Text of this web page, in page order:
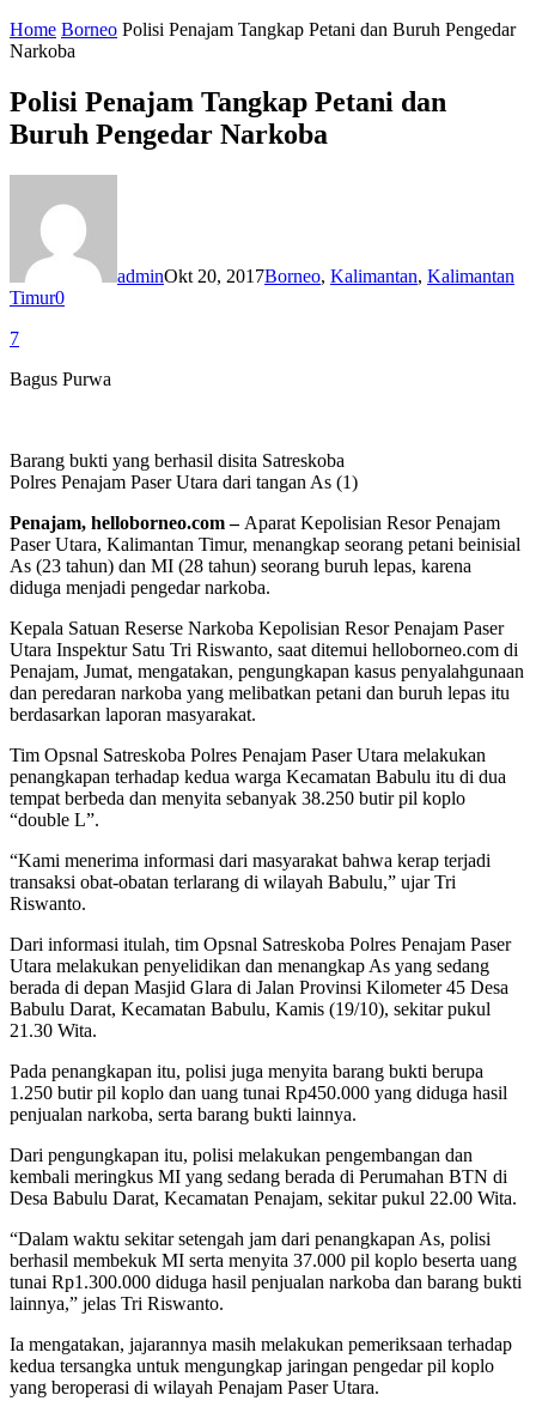
Home Borneo Polisi Penajam Tangkap Petani dan Buruh Pengedar
Narkoba
Polisi Penajam Tangkap Petani dan
Buruh Pengedar Narkoba
adminOkt 20, 2017Borneo, Kalimantan, Kalimantan
Timur0
7
Bagus Purwa
Barang bukti yang berhasil disita Satreskoba
Polres Penajam Paser Utara dari tangan As (1)
Penajam, helloborneo.com – Aparat Kepolisian Resor Penajam
Paser Utara, Kalimantan Timur, menangkap seorang petani beinisial
As (23 tahun) dan MI (28 tahun) seorang buruh lepas, karena
diduga menjadi pengedar narkoba.
Kepala Satuan Reserse Narkoba Kepolisian Resor Penajam Paser
Utara Inspektur Satu Tri Riswanto, saat ditemui helloborneo.com di
Penajam, Jumat, mengatakan, pengungkapan kasus penyalahgunaan
dan peredaran narkoba yang melibatkan petani dan buruh lepas itu
berdasarkan laporan masyarakat.
Tim Opsnal Satreskoba Polres Penajam Paser Utara melakukan
penangkapan terhadap kedua warga Kecamatan Babulu itu di dua
tempat berbeda dan menyita sebanyak 38.250 butir pil koplo
“double L”.
“Kami menerima informasi dari masyarakat bahwa kerap terjadi
transaksi obat-obatan terlarang di wilayah Babulu,” ujar Tri
Riswanto.
Dari informasi itulah, tim Opsnal Satreskoba Polres Penajam Paser
Utara melakukan penyelidikan dan menangkap As yang sedang
berada di depan Masjid Glara di Jalan Provinsi Kilometer 45 Desa
Babulu Darat, Kecamatan Babulu, Kamis (19/10), sekitar pukul
21.30 Wita.
Pada penangkapan itu, polisi juga menyita barang bukti berupa
1.250 butir pil koplo dan uang tunai Rp450.000 yang diduga hasil
penjualan narkoba, serta barang bukti lainnya.
Dari pengungkapan itu, polisi melakukan pengembangan dan
kembali meringkus MI yang sedang berada di Perumahan BTN di
Desa Babulu Darat, Kecamatan Penajam, sekitar pukul 22.00 Wita.
“Dalam waktu sekitar setengah jam dari penangkapan As, polisi
berhasil membekuk MI serta menyita 37.000 pil koplo beserta uang
tunai Rp1.300.000 diduga hasil penjualan narkoba dan barang bukti
lainnya,” jelas Tri Riswanto.
Ia mengatakan, jajarannya masih melakukan pemeriksaan terhadap
kedua tersangka untuk mengungkap jaringan pengedar pil koplo
yang beroperasi di wilayah Penajam Paser Utara.